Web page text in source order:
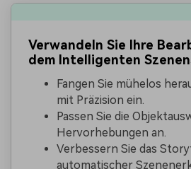
Verwandeln Sie Ihre
dem Intelligenten
Fangen Sie mühelos
mit Präzision ein.
Passen Sie die
Hervorhebungen an.
Verbessern Sie das
automatischer